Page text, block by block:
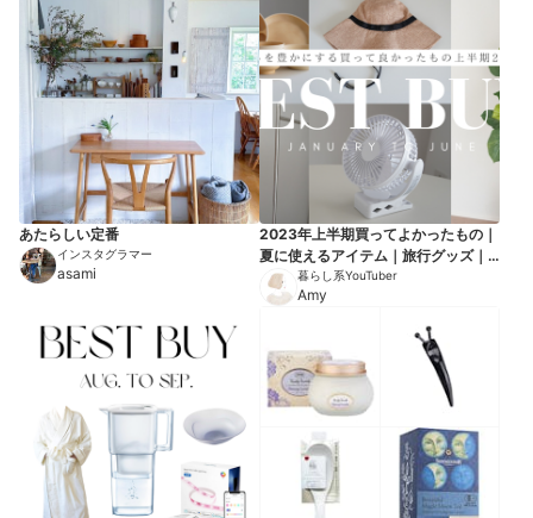
あたらしい定番
インスタグラマー
asami
2023年上半期買ってよかったもの｜
夏に使えるアイテム｜旅行グッズ｜
便利アイテム｜
暮らし系YouTuber
Amy